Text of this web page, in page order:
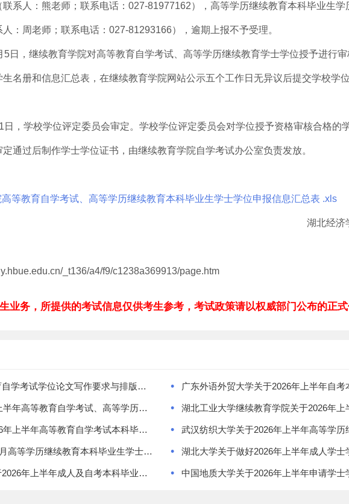
系人：熊老师；联系电话：027-81977162），高等学历继续教育本科毕业生学
：周老师；联系电话：027-81293166），逾期上报不予受理。
5日，继续教育学院对高等教育自学考试、高等学历继续教育学士学位授予进行
名册和信息汇总表，在继续教育学院网站公示五个工作日无异议后提交学校学
日，学校学位评定委员会审定。学校学位评定委员会对学位授予资格审核合格的
通过后制作学士学位证书，由继续教育学院自学考试办公室负责发放。
等教育自学考试、高等学历继续教育本科毕业生学士学位申报信息汇总表 .xls
湖北经济
_t136/a4/f9/c1238a369913/page.htm
业务，所提供的考试信息仅供考生参考，考试政策请以权威部门公布的正式
湖北经济学院高等教育自学考试学位论文写作要求与排版规范 •
湖北经济学院2026年上半年高等教育自学考试、高等学历继续教育本科毕业生学士学位授予资格初审合格名单的公示 •
湖北经济学院关于2026年上半年高等教育自学考试本科毕业生学士学位授予工作安排的通知 •
武汉科技大学2026年6月高等学历继续教育本科毕业生学士学位申报工作提示 •
湖北师范第二学院关于2026年上半年成人及自考本科毕业生申报学士学位的通知 • 中国地质大学关于2026年上半年申请学士